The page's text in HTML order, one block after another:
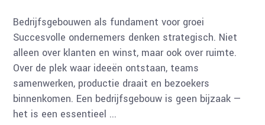
Bedrijfsgebouwen als fundament voor groei
Succesvolle ondernemers denken strategisch. Niet
alleen over klanten en winst, maar ook over ruimte.
Over de plek waar ideeën ontstaan, teams
samenwerken, productie draait en bezoekers
binnenkomen. Een bedrijfsgebouw is geen bijzaak —
het is een essentieel